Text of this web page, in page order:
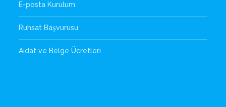
E-posta Kurulum
Ruhsat Başvurusu
Aidat ve Belge Ücretleri